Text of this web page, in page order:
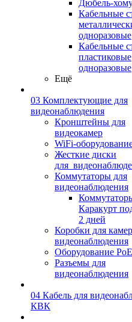
Дюбель-
Кабельные
одноразовые
Кабельные
пластиковые
одноразовые
Ещё
03 Комплектующие для
видеонаблюдения
Кронштейны для
видеокамер
WiFi-
Жесткие диски
Коммутаторы для
видеонаблюдения
Каракурт
2 дней
Коробки для камер
видеонаблюдения
Оборудование PoE
Разъемы для
видеонаблюдения
04 Кабель для
КВК